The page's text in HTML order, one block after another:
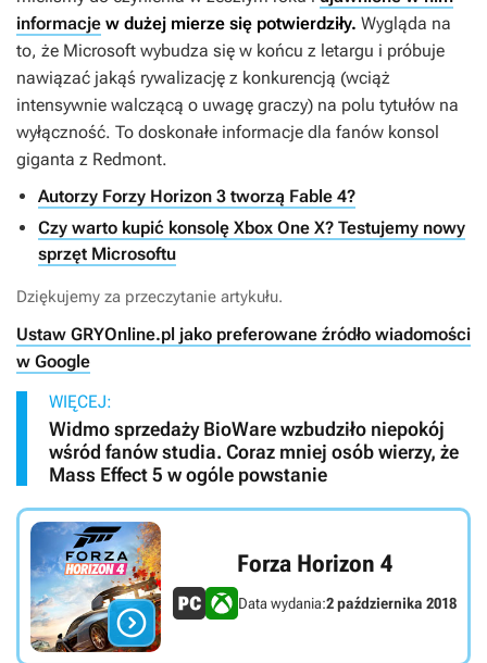
informacje w dużej mierze się potwierdziły. Wygląda na
to, że Microsoft wybudza się w końcu z letargu i próbuje
nawiązać jakąś rywalizację z konkurencją (wciąż
intensywnie walczącą o uwagę graczy) na polu tytułów na
wyłączność. To doskonałe informacje dla fanów konsol
giganta z Redmont.
Autorzy Forzy Horizon 3 tworzą Fable 4?
Czy warto kupić konsolę Xbox One X? Testujemy nowy
sprzęt Microsoftu
Dziękujemy za przeczytanie artykułu.
Ustaw GRYOnline.pl jako preferowane źródło wiadomości
w Google
WIĘCEJ:
Widmo sprzedaży BioWare wzbudziło niepokój
wśród fanów studia. Coraz mniej osób wierzy, że
Mass Effect 5 w ogóle powstanie

Forza Horizon 4
Data wydania:2 października 2018